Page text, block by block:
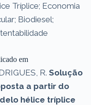
Tríplice; Economia
Biodiesel;
em
R. Solução
a partir do
hélice tríplice